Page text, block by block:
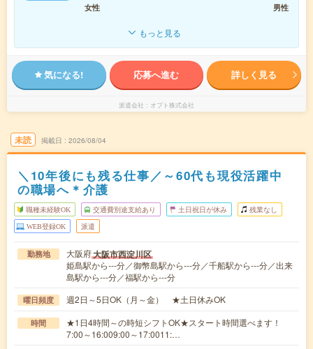
女性
男性
もっと見る
気になる! 応募へ進む 詳しく見る
派遣会社 オプト株式会社
未読 掲載日 2026/08/04
＼10年後にも残る仕事／～60代も現役活躍中
の職場へ＊介護
職種未経験OK 交通費別途支給あり 土日祝日が休み 残業なし
WEB登録OK 派遣
勤務地 大阪府大阪市西淀川区
姫島駅から---分／御幣島駅から---分／千船駅から---分／出来
島駅から---分／福駅から---分
曜日頻度 週2日～5日OK（月～金） ★土日休みOK
時間
★1日4時間～の時短シフトOK★スタート時間選べます！
7:00～16:009:00～17:0011:…